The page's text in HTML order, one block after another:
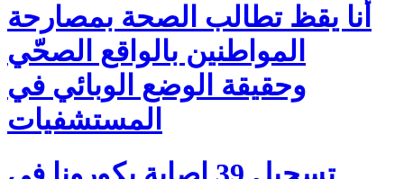
أنا يقظ تطالب الصحة بمصارحة
المواطنين بالواقع الصحّي
وحقيقة الوضع الوبائي في
المستشفيات